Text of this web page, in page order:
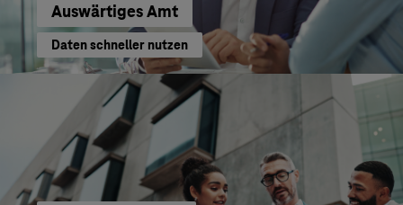
Auswärtiges Amt
Daten schneller nutzen